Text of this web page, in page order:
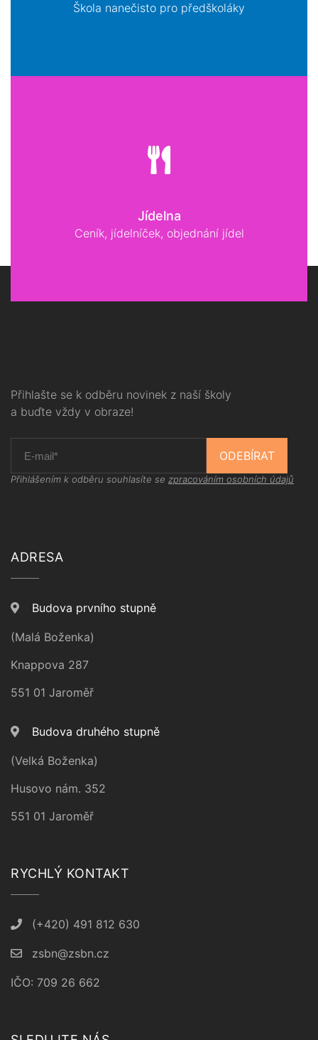
Škola nanečisto pro předškoláky
Jídelna
Ceník, jídelníček, objednání jídel
Přihlašte se k odběru novinek z naší školy
a buďte vždy v obraze!
ODEBÍRAT
Přihlášením k odběru souhlasíte se zpracováním osobních údajů
ADRESA
Budova prvního stupně
(Malá Boženka)
Knappova 287
551 01 Jaroměř
Budova druhého stupně
(Velká Boženka)
Husovo nám. 352
551 01 Jaroměř
RYCHLÝ KONTAKT
(+420) 491 812 630
zsbn@zsbn.cz
IČO: 709 26 662